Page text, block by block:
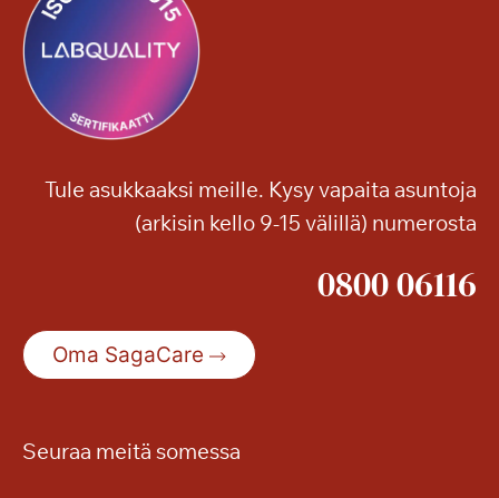
Tule asukkaaksi meille. Kysy vapaita asuntoja
(arkisin kello 9-15 välillä) numerosta
0800 06116
Oma SagaCare
Seuraa meitä somessa